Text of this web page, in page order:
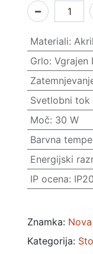
Materiali:
Grlo: Vgrajen
Svetlobni tok
Moč: 30 W
Barvna
Energijski
IP ocena: IP20
Znamka:
Kategorija: